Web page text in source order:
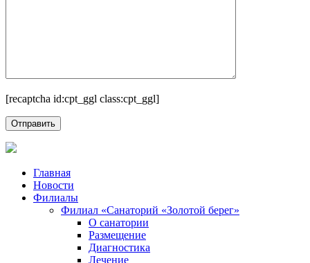
[recaptcha id:cpt_ggl class:cpt_ggl]
Главная
Новости
Филиалы
Филиал «Санаторий «Золотой берег»
О санатории
Размещение
Диагностика
Лечение